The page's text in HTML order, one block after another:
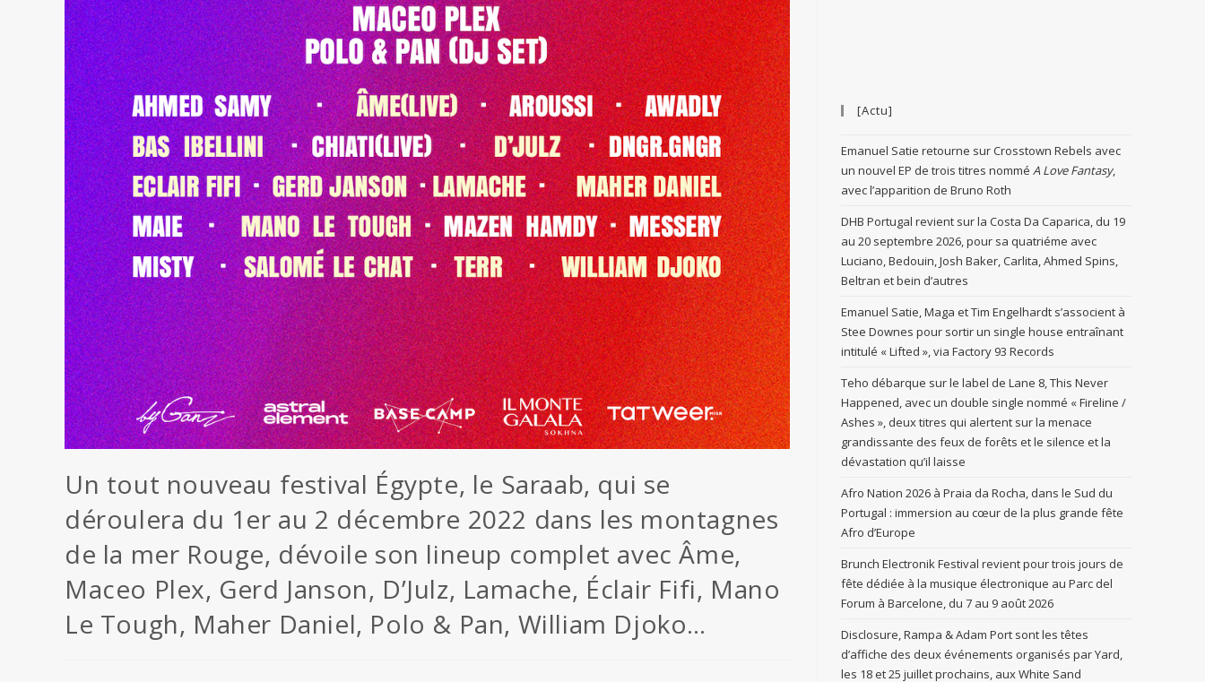
Un tout nouveau festival Égypte, le Saraab, qui se
déroulera du 1er au 2 décembre 2022 dans les montagnes
de la mer Rouge, dévoile son lineup complet avec Âme,
Maceo Plex, Gerd Janson, D’Julz, Lamache, Éclair Fifi, Mano
Le Tough, Maher Daniel, Polo & Pan, William Djoko…
[Actu]
Emanuel Satie retourne sur Crosstown Rebels avec
un nouvel EP de trois titres nommé A Love Fantasy,
avec l’apparition de Bruno Roth
DHB Portugal revient sur la Costa Da Caparica, du 19
au 20 septembre 2026, pour sa quatriéme avec
Luciano, Bedouin, Josh Baker, Carlita, Ahmed Spins,
Beltran et bein d’autres
Emanuel Satie, Maga et Tim Engelhardt s’associent à
Stee Downes pour sortir un single house entraînant
intitulé « Lifted », via Factory 93 Records
Teho débarque sur le label de Lane 8, This Never
Happened, avec un double single nommé « Fireline /
Ashes », deux titres qui alertent sur la menace
grandissante des feux de forêts et le silence et la
dévastation qu’il laisse
Afro Nation 2026 à Praia da Rocha, dans le Sud du
Portugal : immersion au cœur de la plus grande fête
Afro d’Europe
Brunch Electronik Festival revient pour trois jours de
fête dédiée à la musique électronique au Parc del
Forum à Barcelone, du 7 au 9 août 2026
Disclosure, Rampa & Adam Port sont les têtes
d’affiche des deux événements organisés par Yard,
les 18 et 25 juillet prochains, aux White Sand